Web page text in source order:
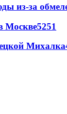
из-за
Москве5251
Михалка